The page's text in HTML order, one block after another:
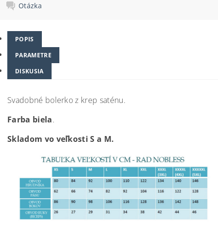
Otázka
POPIS
PARAMETRE
DISKUSIA
Svadobné bolerko z krep saténu.
Farba biela.
Skladom vo veľkosti S a M.